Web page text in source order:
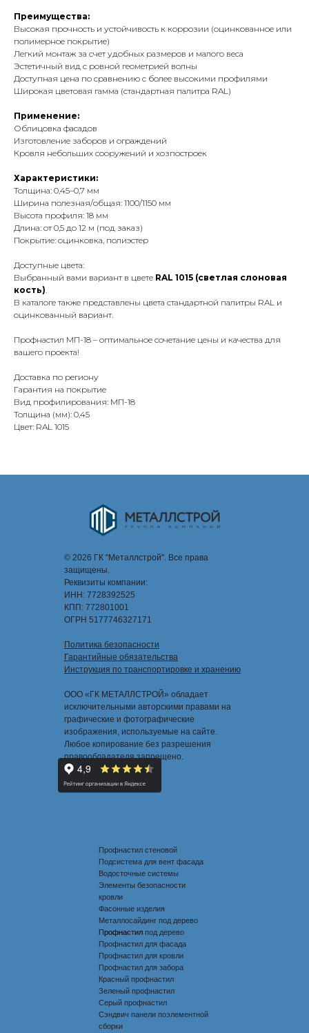
Преимущества:
Высокая прочность и устойчивость к коррозии (оцинкованное или
полимерное покрытие)
Легкий монтаж за счет удобных размеров и малого веса
Эстетичный вид с ровной геометрией волны
Доступная цена по сравнению с более высокими профилями
Широкая цветовая гамма (стандартная палитра RAL)
Применение:
Облицовка фасадов
Изготовление заборов и ограждений
Кровля небольших сооружений и хозпостроек
Характеристики:
Толщина: 0,45–0,7 мм
Ширина полезная/общая: 1100/1150 мм
Высота профиля: 18 мм
Длина: от 0,5 до 12 м (под заказ)
Покрытие: оцинковка, полиэстер
Доступные цвета:
Выбранный вами вариант в цвете RAL 1015 (светлая слоновая
кость).
В каталоге также представлены цвета стандартной палитры RAL и
оцинкованный вариант.
Профнастил МП-18 – оптимальное сочетание цены и качества для
вашего проекта!
Доставка по региону
Гарантия на покрытие
Вид профилирования: МП-18
Толщина (мм): 0,45
Цвет: RAL 1015
© 2026 ГК "Металлстрой". Все права
защищены.
Реквизиты компании:
ИНН: 7728392525
КПП: 772801001
ОГРН 5177746327171
Политика безопасности
Гарантийные обязательства
Инструкция по транспортировке и хранению
ООО «ГК МЕТАЛЛСТРОЙ» обладает
исключительными авторскими правами на
графические и фотографические
изображения, используемые на сайте.
Любое копирование без разрешения
правообладателя запрещено.
Профнастил стеновой
Подсистема для вент фасада
Водосточные системы
Элементы безопасности
кровли
Фасонные изделия
Металлосайдинг под дерево
Профнастил под дерево
Профнастил
Профнастил для фасада
Профнастил для кровли
Профнастил для забора
Красный профнастил
Зеленый профнастил
Серый профнастил
Сэндвич панели поэлементной
сборки